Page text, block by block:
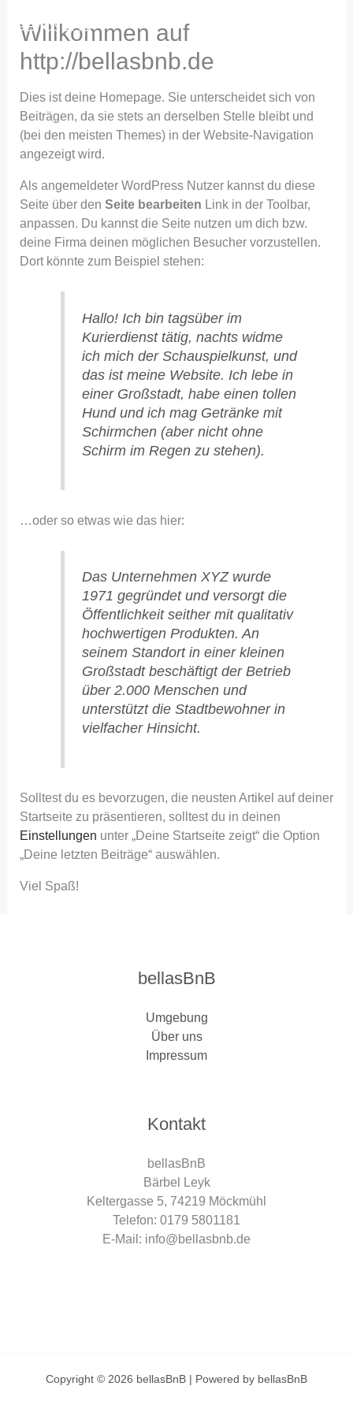
InhaltWillkommen auf
http://bellasbnb.de
Dies ist deine Homepage. Sie unterscheidet sich von
Beiträgen, da sie stets an derselben Stelle bleibt und
(bei den meisten Themes) in der Website-Navigation
angezeigt wird.
Als angemeldeter WordPress Nutzer kannst du diese
Seite über den Seite bearbeiten Link in der Toolbar,
anpassen. Du kannst die Seite nutzen um dich bzw.
deine Firma deinen möglichen Besucher vorzustellen.
Dort könnte zum Beispiel stehen:
Hallo! Ich bin tagsüber im
Kurierdienst tätig, nachts widme
ich mich der Schauspielkunst, und
das ist meine Website. Ich lebe in
einer Großstadt, habe einen tollen
Hund und ich mag Getränke mit
Schirmchen (aber nicht ohne
Schirm im Regen zu stehen).
…oder so etwas wie das hier:
Das Unternehmen XYZ wurde
1971 gegründet und versorgt die
Öffentlichkeit seither mit qualitativ
hochwertigen Produkten. An
seinem Standort in einer kleinen
Großstadt beschäftigt der Betrieb
über 2.000 Menschen und
unterstützt die Stadtbewohner in
vielfacher Hinsicht.
Solltest du es bevorzugen, die neusten Artikel auf deiner
Startseite zu präsentieren, solltest du in deinen
Einstellungen unter „Deine Startseite zeigt“ die Option
„Deine letzten Beiträge“ auswählen.
Viel Spaß!
bellasBnB
Umgebung
Über uns
Impressum
Kontakt
bellasBnB
Bärbel Leyk
Keltergasse 5, 74219 Möckmühl
Telefon: 0179 5801181
E-Mail: info@bellasbnb.de
Copyright © 2026 bellasBnB | Powered by bellasBnB